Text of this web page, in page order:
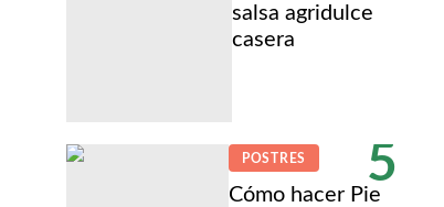
salsa agridulce
casera
5
POSTRES
Cómo hacer Pie